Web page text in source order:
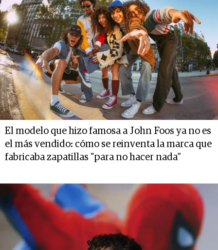
El modelo que hizo famosa a John Foos ya no es
el más vendido: cómo se reinventa la marca que
fabricaba zapatillas "para no hacer nada”